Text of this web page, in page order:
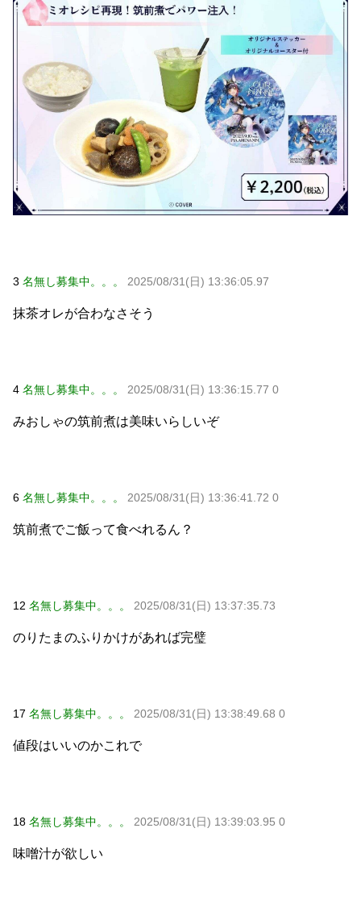
ガル民ブチギレ擁護ｗｗｗ NEW!
【悲報】彼氏の浮気に激怒→賃貸を椅子でフルボッコにし
元AKB社長、22億円申告漏れ 乃木坂46運営会社の株式を
パチンコ京楽産業に譲渡【ノース・リバー】【窪田康志】
元AKB社長、22億円申告漏れ 乃木坂46運営会社の株式を
パチンコ京楽産業に譲渡【ノース・リバー】【窪田康志】
Powered by livedoor 相互RSS
3 名無し募集中。。。 2025/08/31(日) 13:36:05.97
抹茶オレが合わなさそう
4 名無し募集中。。。 2025/08/31(日) 13:36:15.77 0
みおしゃの筑前煮は美味いらしいぞ
6 名無し募集中。。。 2025/08/31(日) 13:36:41.72 0
筑前煮でご飯って食べれるん？
12 名無し募集中。。。 2025/08/31(日) 13:37:35.73
のりたまのふりかけがあれば完璧
17 名無し募集中。。。 2025/08/31(日) 13:38:49.68 0
値段はいいのかこれで
18 名無し募集中。。。 2025/08/31(日) 13:39:03.95 0
味噌汁が欲しい